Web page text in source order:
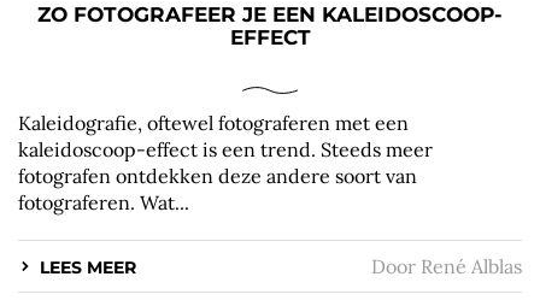
ZO FOTOGRAFEER JE EEN KALEIDOSCOOP-
EFFECT
Kaleidografie, oftewel fotograferen met een
kaleidoscoop-effect is een trend. Steeds meer
fotografen ontdekken deze andere soort van
fotograferen. Wat...
LEES MEER Door René Alblas